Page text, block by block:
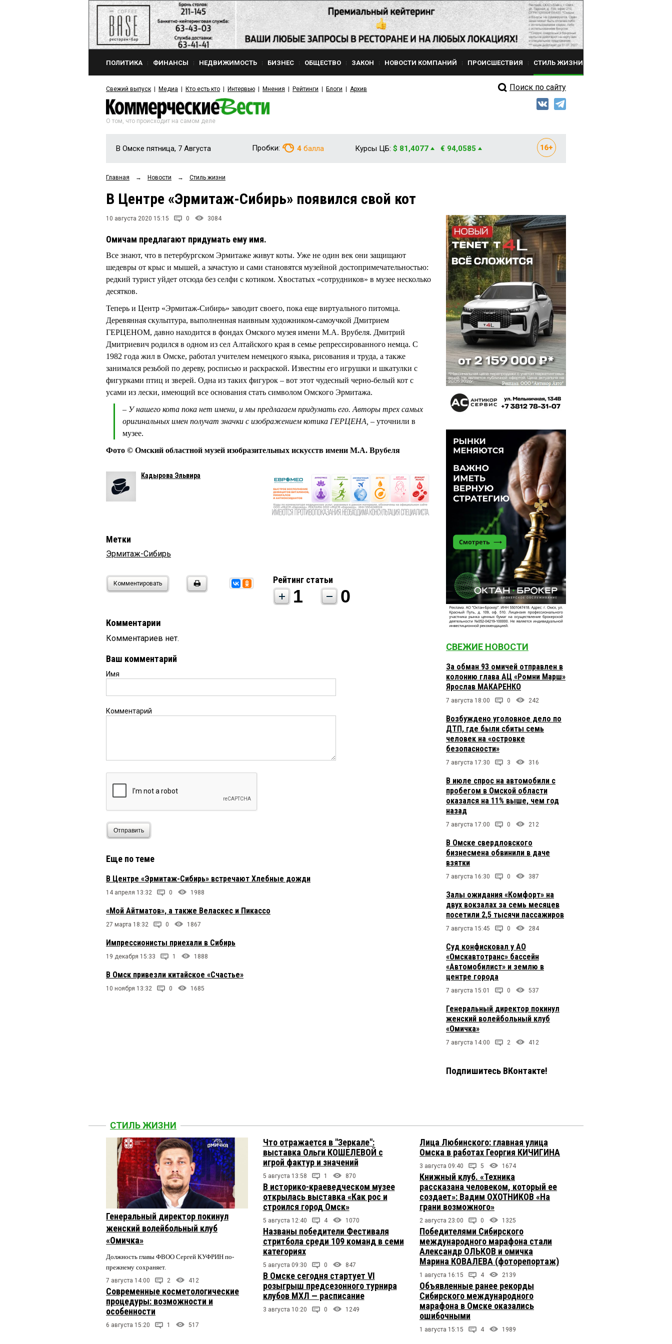
ПОЛИТИКА ФИНАНСЫ НЕДВИЖИМОСТЬ БИЗНЕС ОБЩЕСТВО ЗАКОН НОВОСТИ КОМПАНИЙ ПРОИСШЕСТВИЯ СТИЛЬ ЖИЗНИ
Свежий выпуск Медиа Кто есть кто Интервью Мнения Рейтинги Блоги Архив Поиск по сайту
О том, что происходит на самом деле
В Омске пятница, 7 Августа Пробки: 4 балла Курсы ЦБ: $ 81,4077 € 94,0585
Главная → Новости → Стиль жизни
В Центре «Эрмитаж-Сибирь» появился свой кот
10 августа 2020 15:15 0 3084
Омичам предлагают придумать ему имя.
Все знают, что в петербургском Эрмитаже живут коты. Уже не один век они защищают
шедевры от крыс и мышей, а зачастую и сами становятся музейной достопримечательностью:
редкий турист уйдет отсюда без селфи с котиком. Хвостатых «сотрудников» в музее несколько
десятков.
Теперь и Центр «Эрмитаж-Сибирь» заводит своего, пока еще виртуального питомца.
Деревянная скульптура, выполненная наивным художником-самоучкой Дмитрием
ГЕРЦЕНОМ, давно находится в фондах Омского музея имени М.А. Врубеля. Дмитрий
Дмитриевич родился в одном из сел Алтайского края в семье репрессированного немца. С
1982 года жил в Омске, работал учителем немецкого языка, рисования и труда, а также
занимался резьбой по дереву, росписью и раскраской. Известны его игрушки и шкатулки с
фигурками птиц и зверей. Одна из таких фигурок – вот этот чудесный черно-белый кот с
усами из лески, имеющий все основания стать символом Омского Эрмитажа.
– У нашего кота пока нет имени, и мы предлагаем придумать его. Авторы трех самых
оригинальных имен получат значки с изображением котика ГЕРЦЕНА, – уточнили в
музее.
Фото © Омский областной музей изобразительных искусств имени М.А. Врубеля
Кадырова Эльвира
Метки
Эрмитаж-Сибирь
Комментировать Рейтинг статьи
1 0
Комментарии
Комментариев нет.
Ваш комментарий
Имя
Комментарий
Отправить
Еще по теме
В Центре «Эрмитаж-Сибирь» встречают Хлебные дожди
14 апреля 13:32 0 1988
«Мой Айтматов», а также Веласкес и Пикассо
27 марта 18:32 0 1867
Импрессионисты приехали в Сибирь
19 декабря 15:33 1 1888
В Омск привезли китайское «Счастье»
10 ноября 13:32 0 1685
СВЕЖИЕ НОВОСТИ
За обман 93 омичей отправлен в
колонию глава АЦ «Ромни Марш»
Ярослав МАКАРЕНКО
7 августа 18:00 0 242
Возбуждено уголовное дело по
ДТП, где были сбиты семь
человек на «островке
безопасности»
7 августа 17:30 3 316
В июле спрос на автомобили с
пробегом в Омской области
оказался на 11% выше, чем год
назад
7 августа 17:00 0 212
В Омске свердловского
бизнесмена обвинили в даче
взятки
7 августа 16:30 0 387
Залы ожидания «Комфорт» на
двух вокзалах за семь месяцев
посетили 2,5 тысячи пассажиров
7 августа 15:45 0 284
Суд конфисковал у АО
«Омскавтотранс» бассейн
«Автомобилист» и землю в
центре города
7 августа 15:01 0 537
Генеральный директор покинул
женский волейбольный клуб
«Омичка»
7 августа 14:00 2 412
Подпишитесь ВКонтакте!
СТИЛЬ ЖИЗНИ
Генеральный директор покинул
женский волейбольный клуб
«Омичка»
Должность главы ФВОО Сергей КУФРИН по-
прежнему сохраняет.
7 августа 14:00 2 412
Современные косметологические
процедуры: возможности и
особенности
6 августа 15:20 1 517
Что отражается в "Зеркале":
выставка Ольги КОШЕЛЕВОЙ с
игрой фактур и значений
5 августа 13:58 1 870
В историко-краеведческом музее
открылась выставка «Как рос и
строился город Омск»
5 августа 12:40 4 1070
Названы победители Фестиваля
стритбола среди 109 команд в семи
категориях
5 августа 09:30 0 847
В Омске сегодня стартует VI
розыгрыш предсезонного турнира
клубов МХЛ — расписание
3 августа 10:20 0 1249
Лица Любинского: главная улица
Омска в работах Георгия КИЧИГИНА
3 августа 09:40 5 1674
Книжный клуб. «Техника
рассказана человеком, который ее
создает»: Вадим ОХОТНИКОВ «На
грани возможного»
2 августа 23:00 0 1325
Победителями Сибирского
международного марафона стали
Александр ОЛЬКОВ и омичка
Марина КОВАЛЕВА (фоторепортаж)
1 августа 16:15 4 2139
Объявленные ранее рекорды
Сибирского международного
марафона в Омске оказались
ошибочными
1 августа 15:15 4 1989